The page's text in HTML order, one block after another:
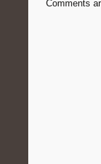
Comments